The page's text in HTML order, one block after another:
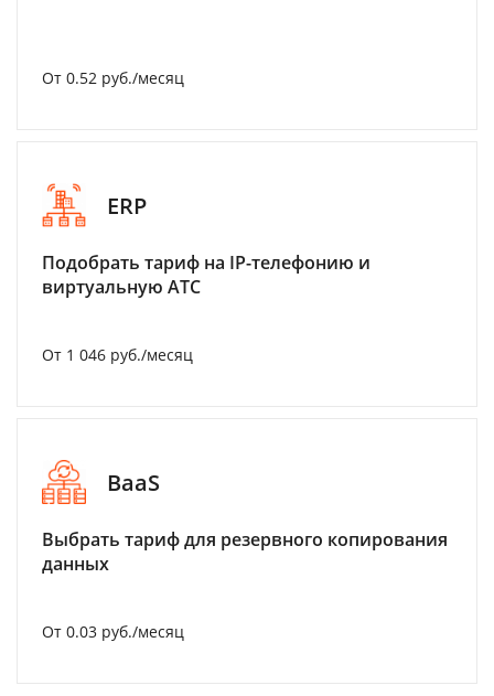
От 0.52 руб./месяц
ERP
Подобрать тариф на IP-телефонию и
виртуальную АТС
От 1 046 руб./месяц
BaaS
Выбрать тариф для резервного копирования
данных
От 0.03 руб./месяц